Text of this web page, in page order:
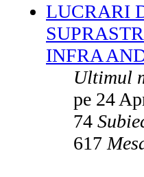
LUCRARI
INFRA
Ultimul
pe 24
74
617